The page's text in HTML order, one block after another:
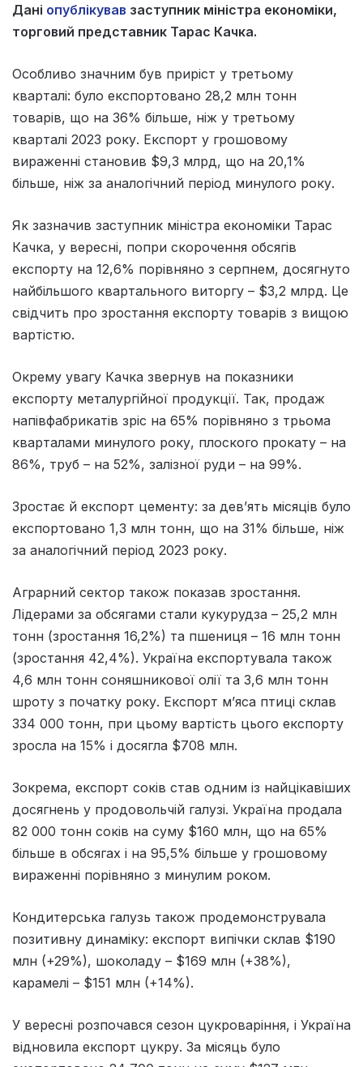
Дані опублікував заступник міністра економіки,
торговий представник Тарас Качка.
Особливо значним був приріст у третьому
кварталі: було експортовано 28,2 млн тонн
товарів, що на 36% більше, ніж у третьому
кварталі 2023 року. Експорт у грошовому
вираженні становив $9,3 млрд, що на 20,1%
більше, ніж за аналогічний період минулого року.
Як зазначив заступник міністра економіки Тарас
Качка, у вересні, попри скорочення обсягів
експорту на 12,6% порівняно з серпнем, досягнуто
найбільшого квартального виторгу – $3,2 млрд. Це
свідчить про зростання експорту товарів з вищою
вартістю.
Окрему увагу Качка звернув на показники
експорту металургійної продукції. Так, продаж
напівфабрикатів зріс на 65% порівняно з трьома
кварталами минулого року, плоского прокату – на
86%, труб – на 52%, залізної руди – на 99%.
Зростає й експорт цементу: за дев’ять місяців було
експортовано 1,3 млн тонн, що на 31% більше, ніж
за аналогічний період 2023 року.
Аграрний сектор також показав зростання.
Лідерами за обсягами стали кукурудза – 25,2 млн
тонн (зростання 16,2%) та пшениця – 16 млн тонн
(зростання 42,4%). Україна експортувала також
4,6 млн тонн соняшникової олії та 3,6 млн тонн
шроту з початку року. Експорт м’яса птиці склав
334 000 тонн, при цьому вартість цього експорту
зросла на 15% і досягла $708 млн.
Зокрема, експорт соків став одним із найцікавіших
досягнень у продовольчій галузі. Україна продала
82 000 тонн соків на суму $160 млн, що на 65%
більше в обсягах і на 95,5% більше у грошовому
вираженні порівняно з минулим роком.
Кондитерська галузь також продемонструвала
позитивну динаміку: експорт випічки склав $190
млн (+29%), шоколаду – $169 млн (+38%),
карамелі – $151 млн (+14%).
У вересні розпочався сезон цукроваріння, і Україна
відновила експорт цукру. За місяць було